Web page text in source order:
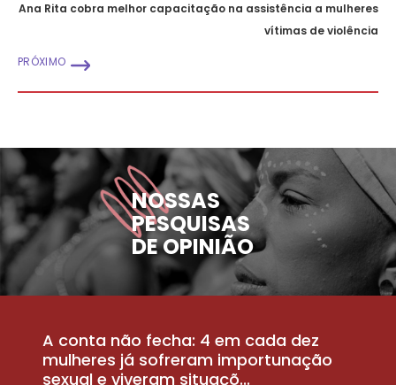
Ana Rita cobra melhor capacitação na assistência a mulheres
vítimas de violência
PRÓXIMO
NOSSAS
PESQUISAS
DE OPINIÃO
A conta não fecha: 4 em cada dez
mulheres já sofreram importunação
sexual e viveram situaçõ...